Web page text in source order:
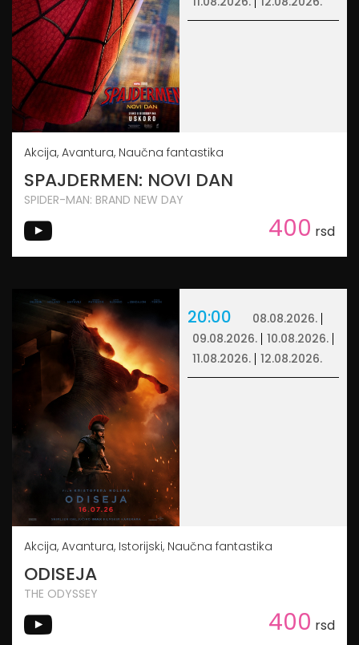
Akcija, Avantura, Naučna fantastika
SPAJDERMEN: NOVI DAN
SPIDER-MAN: BRAND NEW DAY
400 rsd
20:00
08.08.2026.
09.08.2026.
10.08.2026.
11.08.2026.
12.08.2026.
Akcija, Avantura, Istorijski, Naučna fantastika
ODISEJA
THE ODYSSEY
400 rsd